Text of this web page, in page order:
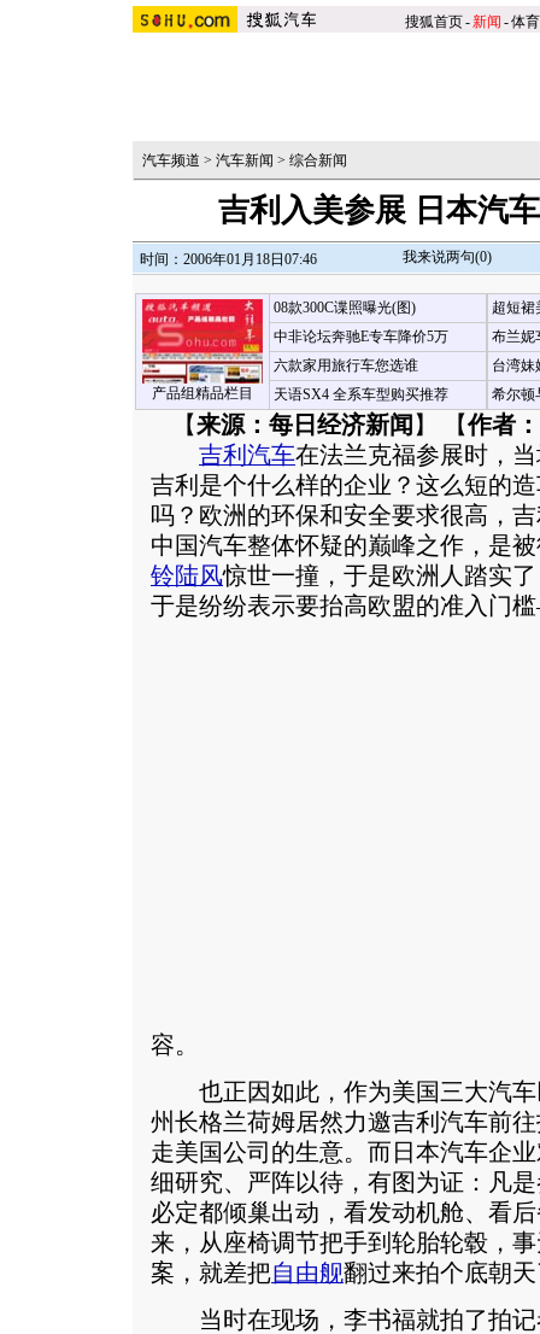
搜狐首页-新闻 -体育
汽车频道 > 汽车新闻 > 综合新闻
吉利入美参展 日本汽
时间：2006年01月18日07:46 我来说两句(0)
产品组精品栏目
08款300C谍照曝光(图)
中非论坛奔驰E专车降价5万
六款家用旅行车您选谁
天语SX4 全系车型购买推荐
超短裙
布兰妮
台湾妹
希尔顿
【来源：每日经济新闻 】 【作者
吉利汽车在法兰克福参展时，
吉利是个什么样的企业？这么短的
吗？欧洲的环保和安全要求很高，
中国汽车整体怀疑的巅峰之作，是
铃陆风惊世一撞，于是欧洲人踏实
于是纷纷表示要抬高欧盟的准入
容。
也正因如此，作为美国三大汽车
州长格兰荷姆居然力邀吉利汽车前
走美国公司的生意。而日本汽车企
细研究、严阵以待，有图为证：凡
必定都倾巢出动，看发动机舱、看
来，从座椅调节把手到轮胎轮毂，
案，就差把自由舰翻过来拍个底朝
当时在现场，李书福就拍了拍记